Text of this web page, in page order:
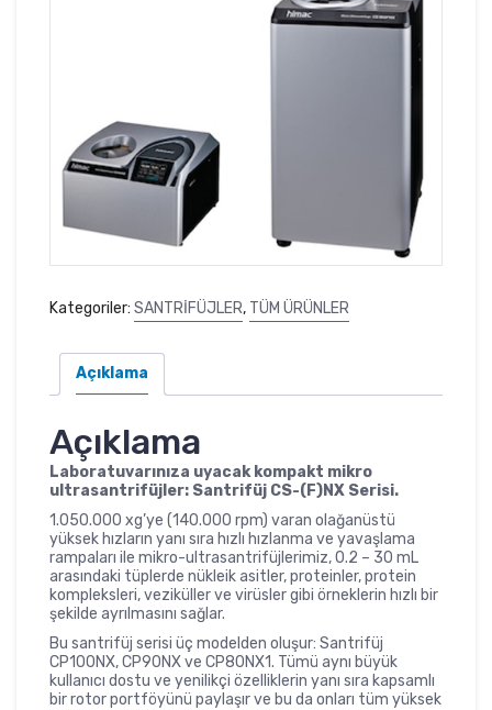
Kategoriler: SANTRİFÜJLER, TÜM ÜRÜNLER
Açıklama
Açıklama
Laboratuvarınıza uyacak kompakt mikro
ultrasantrifüjler: Santrifüj CS-(F)NX Serisi.
1.050.000 xg’ye (140.000 rpm) varan olağanüstü
yüksek hızların yanı sıra hızlı hızlanma ve yavaşlama
rampaları ile mikro-ultrasantrifüjlerimiz, 0.2 – 30 mL
arasındaki tüplerde nükleik asitler, proteinler, protein
kompleksleri, veziküller ve virüsler gibi örneklerin hızlı bir
şekilde ayrılmasını sağlar.
Bu santrifüj serisi üç modelden oluşur: Santrifüj
CP100NX, CP90NX ve CP80NX1. Tümü aynı büyük
kullanıcı dostu ve yenilikçi özelliklerin yanı sıra kapsamlı
bir rotor portföyünü paylaşır ve bu da onları tüm yüksek